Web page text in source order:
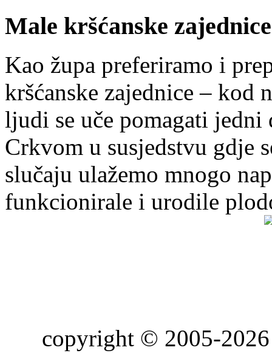
Male kršćanske zajednice
Kao župa preferiramo i
kršćanske zajednice – kod
ljudi se uče pomagati
Crkvom u susjedstvu gdje
slučaju ulažemo mnogo
funkcionirale i urodile
copyright © 2005-